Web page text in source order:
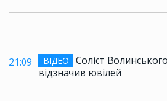
21:09 ВІДЕО
Соліст
відзначив ювілей